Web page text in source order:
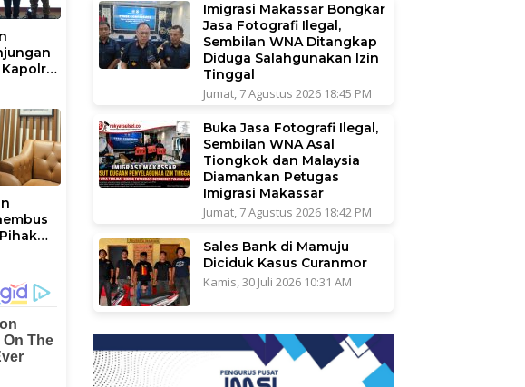
Imigrasi Makassar Bongkar
Jasa Fotografi Ilegal,
Sembilan WNA Ditangkap
Diduga Salahgunakan Izin
Tinggal
Jumat, 7 Agustus 2026 18:45 PM
Buka Jasa Fotografi Ilegal,
Sembilan WNA Asal
Tiongkok dan Malaysia
Diamankan Petugas
Imigrasi Makassar
Jumat, 7 Agustus 2026 18:42 PM
Sales Bank di Mamuju
Diciduk Kasus Curanmor
Kamis, 30 Juli 2026 10:31 AM